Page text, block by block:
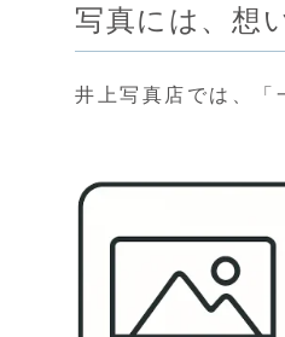
写真には、想
井上写真店では、「